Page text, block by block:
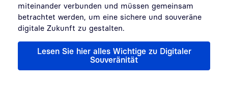
miteinander verbunden und müssen gemeinsam
betrachtet werden, um eine sichere und souveräne
digitale Zukunft zu gestalten.
Lesen Sie hier alles Wichtige zu Digitaler
Souveränität